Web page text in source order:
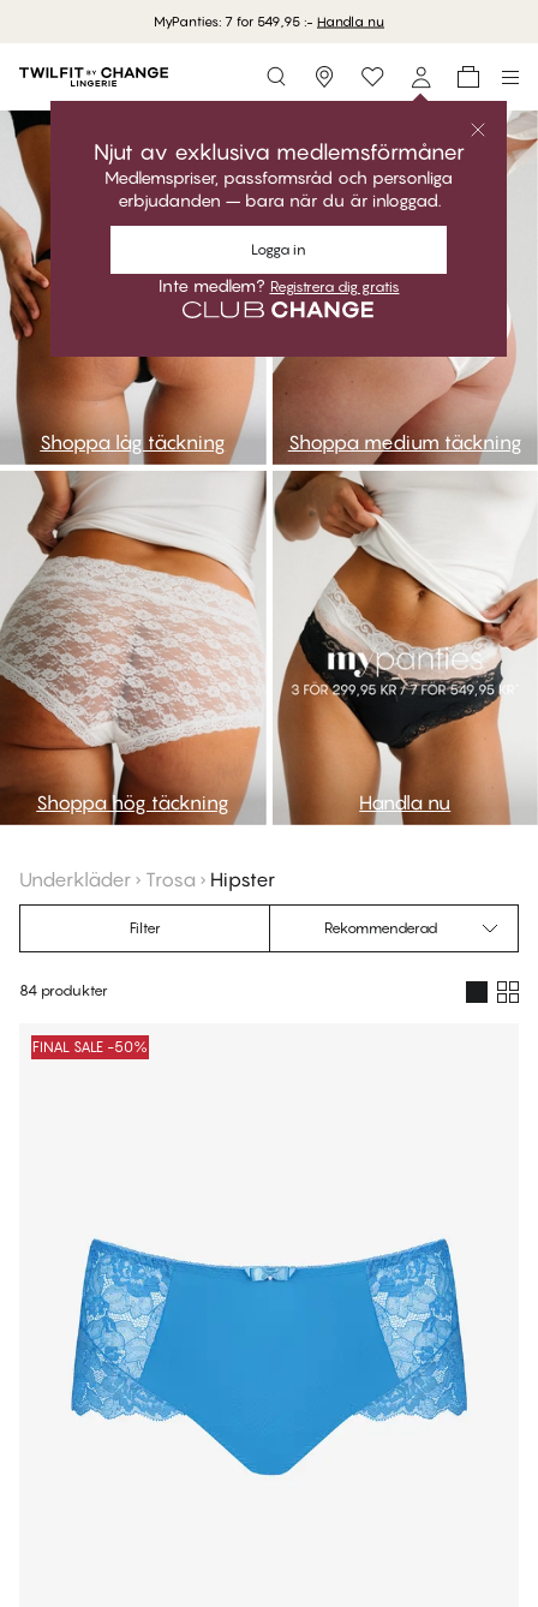
MyPanties: 7 for 549,95 :- Handla nu
Storefinder
Njut av exklusiva medlemsförmåner
Medlemspriser, passformsråd och personliga
erbjudanden – bara när du är inloggad.
Logga in
Inte medlem? Registrera dig gratis
go1
Shoppa låg täckning Shoppa medium täckning
Shoppa hög täckning
go4
Handla nu
Underkläder Trosa Hipster
Filter Rekommenderad
84 produkter
Produkter
FINAL SALE -50%